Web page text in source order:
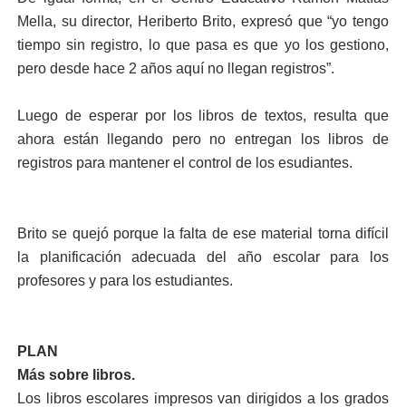
Mella, su director, Heriberto Brito, expresó que “yo tengo
tiempo sin registro, lo que pasa es que yo los gestiono,
pero desde hace 2 años aquí no llegan registros”.
Luego de esperar por los libros de textos, resulta que
ahora están llegando pe­ro no entregan los libros de
registros para mantener el control de los esudiantes.
Brito se quejó porque la falta de ese material torna difícil
la planificación ade­cuada del año escolar para los
profesores y para los es­tudiantes.
PLAN
Más sobre libros.
Los libros escolares im­presos van dirigidos a los grados